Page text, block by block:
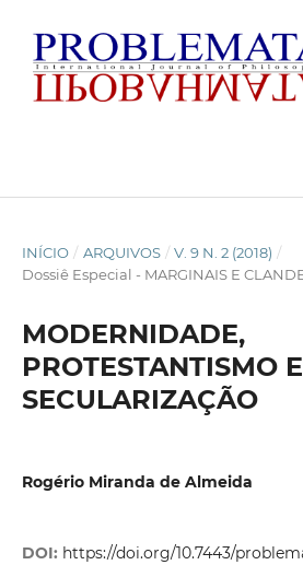
INÍCIO / ARQUIVOS / V. 9 N. 2 (2018) /
Dossiê Especial - MARGINAIS E
MODERNIDADE,
PROTESTANTISMO E
SECULARIZAÇÃO
Rogério Miranda de Almeida
DOI: https://doi.org/10.7443/